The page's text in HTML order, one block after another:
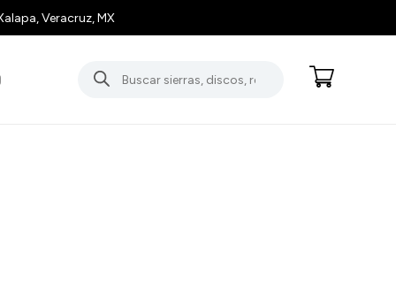
Veracruz, MX
Búsqueda
de